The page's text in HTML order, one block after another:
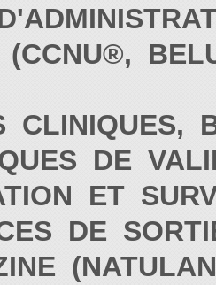
(CCNU®,
CLINIQUES,
DE
ET
DE